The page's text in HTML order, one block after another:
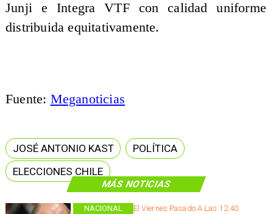
MÁS NOTICIAS
El Viernes Pasado A Las 12:40
NACIONAL
Junji e Integra VTF con calidad uniforme
distribuida equitativamente.
Fuente: Meganoticias
JOSÉ ANTONIO KAST
POLÍTICA
ELECCIONES CHILE